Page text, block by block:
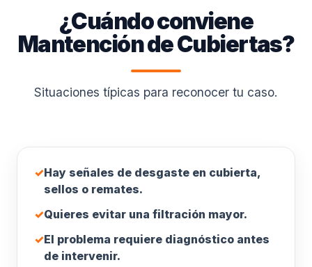
¿Cuándo conviene
Mantención de Cubiertas?
Situaciones típicas para reconocer tu caso.
✓Hay señales de desgaste en cubierta,
sellos o remates.
✓Quieres evitar una filtración mayor.
✓El problema requiere diagnóstico antes
de intervenir.